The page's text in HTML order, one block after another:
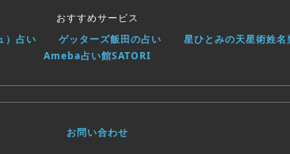
おすすめサービス
）占い ゲッターズ飯田の占い 星ひとみの天星術姓名
Ameba占い館SATORI
お問い合わせ